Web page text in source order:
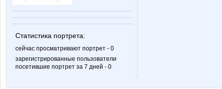
Статистика портрета:
сейчас просматривают портрет - 0
зарегистрированные пользователи
посетившие портрет за 7 дней - 0